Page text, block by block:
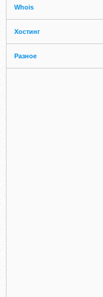
Whois
Хостинг
Разное